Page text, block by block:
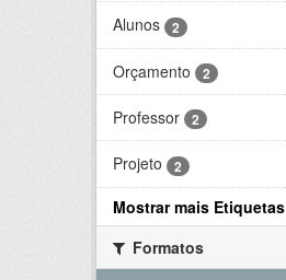
Alunos 2
Orçamento 2
Professor 2
Projeto 2
Mostrar mais Etiquetas
Formatos